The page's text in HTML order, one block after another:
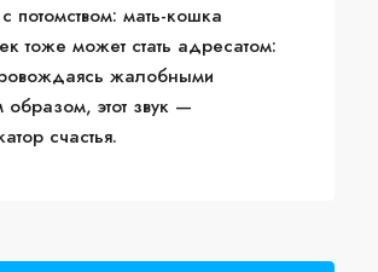
мать-кошка
тоже может стать адресатом:
жалобными
этот звук —
счастья.